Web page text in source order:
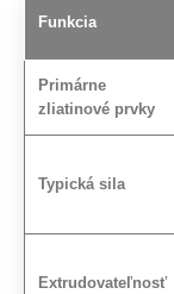
Funkcia
Primárne
zliatinové prvky
Typická sila
Extrudovateľnosť